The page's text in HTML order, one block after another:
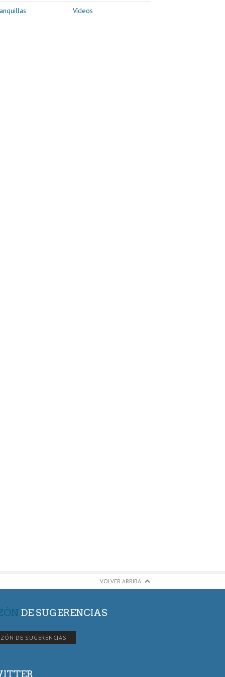
Vídeos
VOLVER ARRIBA
DE SUGERENCIAS
DE SUGERENCIAS